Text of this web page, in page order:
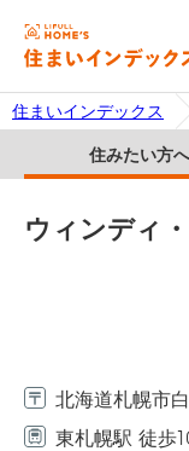
住まいインデックス
住みたい方へ
ウィンディ
北海道札幌市
東札幌駅 徒歩